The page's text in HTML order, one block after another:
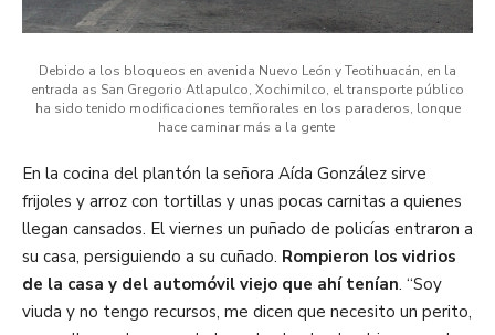
Debido a los bloqueos en avenida Nuevo León y Teotihuacán, en la
entrada as San Gregorio Atlapulco, Xochimilco, el transporte público
ha sido tenido modificaciones temñorales en los paraderos, lonque
hace caminar más a la gente
En la cocina del plantón la señora Aída González sirve
frijoles y arroz con tortillas y unas pocas carnitas a quienes
llegan cansados. El viernes un puñado de policías entraron a
su casa, persiguiendo a su cuñado. Rompieron los vidrios
de la casa y del automóvil viejo que ahí tenían. “Soy
viuda y no tengo recursos, me dicen que necesito un perito,